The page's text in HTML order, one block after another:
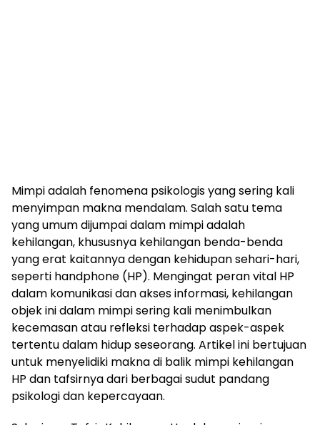
Mimpi adalah fenomena psikologis yang sering kali
menyimpan makna mendalam. Salah satu tema
yang umum dijumpai dalam mimpi adalah
kehilangan, khususnya kehilangan benda-benda
yang erat kaitannya dengan kehidupan sehari-hari,
seperti handphone (HP). Mengingat peran vital HP
dalam komunikasi dan akses informasi, kehilangan
objek ini dalam mimpi sering kali menimbulkan
kecemasan atau refleksi terhadap aspek-aspek
tertentu dalam hidup seseorang. Artikel ini bertujuan
untuk menyelidiki makna di balik mimpi kehilangan
HP dan tafsirnya dari berbagai sudut pandang
psikologi dan kepercayaan.